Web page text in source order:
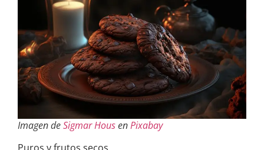
Imagen deSigmar HousenPixabay